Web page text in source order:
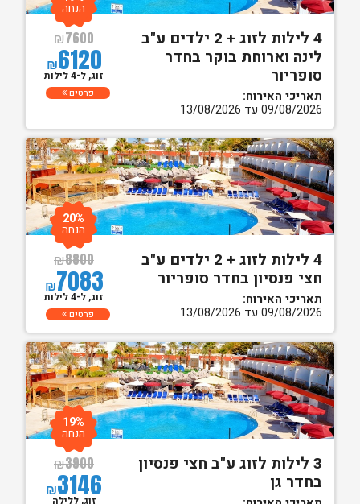
4 לילות לזוג + 2 ילדים ע"ב
לינה וארוחת בוקר בחדר
סופריור
תאריכי האירוח:
09/08/2026 עד 13/08/2026
₪7600
₪6120
הנחה
זוג, ל-4 לילות
פרטים
4 לילות לזוג + 2 ילדים ע"ב
חצי פנסיון בחדר סופריור
תאריכי האירוח:
09/08/2026 עד 13/08/2026
₪8800
₪7083
20%
הנחה
זוג, ל-4 לילות
פרטים
3 לילות לזוג ע"ב חצי פנסיון
בחדר גן
₪3900
₪3146
19%
הנחה
זוג, ללילה